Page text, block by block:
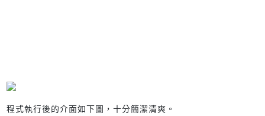
程式執行後的介面如下圖，十分簡潔清爽。